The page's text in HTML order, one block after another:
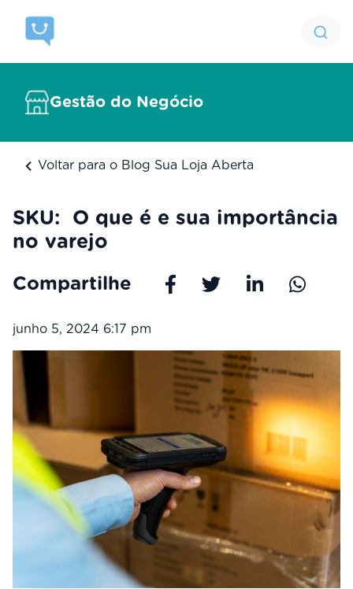
Gestão do Negócio
Voltar para o Blog Sua Loja Aberta
SKU: O que é e sua importância
no varejo
Compartilhe
junho 5, 2024 6:17 pm